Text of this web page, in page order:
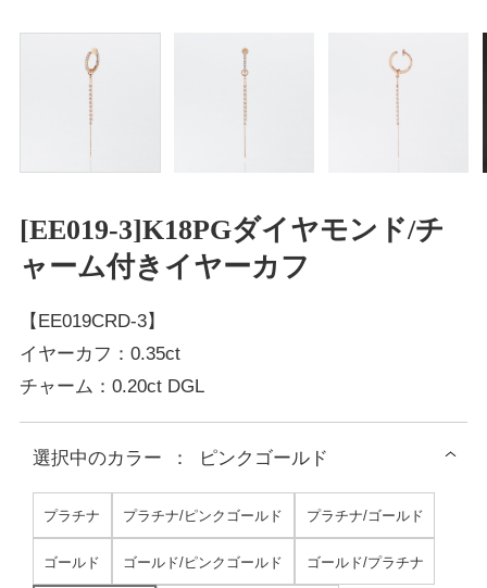
[EE019-3]K18PGダイヤモンド/チ
ャーム付きイヤーカフ
【EE019CRD-3】
イヤーカフ：0.35ct
チャーム：0.20ct DGL
選択中のカラー ： ピンクゴールド
プラチナ プラチナ/ピンクゴールド プラチナ/ゴールド
ゴールド ゴールド/ピンクゴールド ゴールド/プラチナ